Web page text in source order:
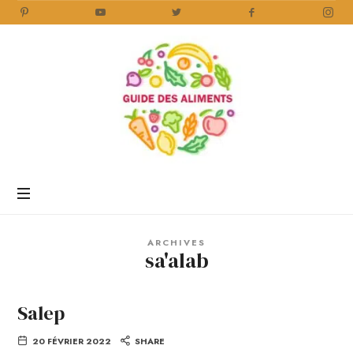
Aliments
ARCHIVES
sa'alab
Salep
20 FÉVRIER 2022 SHARE